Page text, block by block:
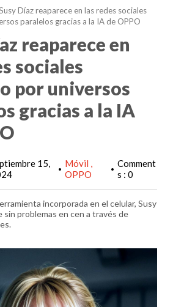
Díaz reaparece en las redes sociales
paralelos gracias a la IA de OPPO
reaparece en
sociales
por universos
gracias a la IA
15,
• Móvil
OPPO
• Comment
s : 0
incorporada en el celular, Susy
problemas en cen a través de